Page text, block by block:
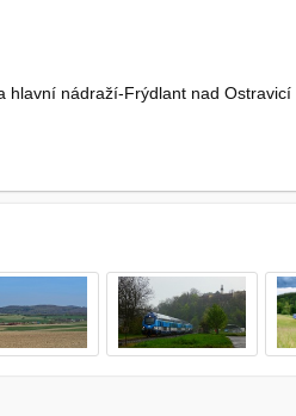
nádraží-Frýdlant nad